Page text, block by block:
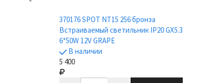
370176 SPOT NT15 256 бронза
Встраиваемый светильник IP20 GX5.3
6*50W 12V GRAPE
В наличии
5 400